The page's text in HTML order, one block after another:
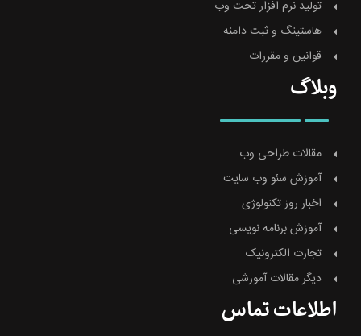
تولید نرم افزار تحت وب
هاستینگ و ثبت دامنه
قوانین و مقررات
وبلاگ
مقالات طراحی وب
آموزش سئو وب سایت
اخبار روز تکنولوژی
آموزش برنامه نویسی
تجارت الکترونیک
دیگر مقالات آموزشی
اطلاعات تماس